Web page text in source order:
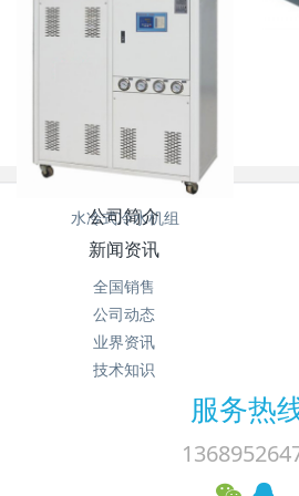
水冷螺杆式冷水机组
水冷式冷水机组
公司简介
新闻资讯
全国销售
公司动态
业界资讯
技术知识
服务热